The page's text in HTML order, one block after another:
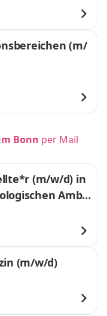
(m/
Bonn per Mail
(m/w/d) in
Ambul
(m/w/d)